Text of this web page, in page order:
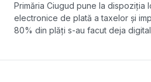
Primăria Ciugud pune la dispoziția
electronice de plată a taxelor și
80% din plăți s-au facut deja